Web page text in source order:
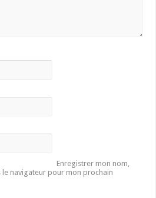
Enregistrer mon nom,
navigateur pour mon prochain